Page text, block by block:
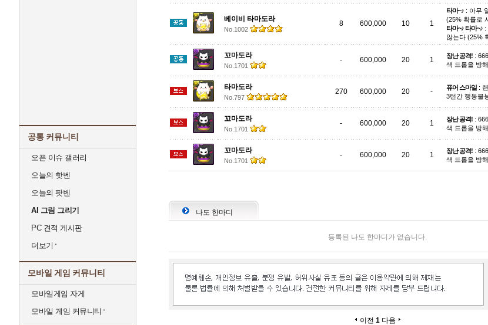
공통 커뮤니티
오픈 이슈 갤러리
오늘의 핫벤
오늘의 팟벤
AI 그림 그리기
PC 견적 게시판
더보기
모바일 게임 커뮤니티
모바일게임 자게
모바일 게임 커뮤니티
베이비 타마도라
No.1002
8 600,000 10 1
타마~♪ : 아무
(25% 확률로
타마~♪ 타마~♪ :
않는다 (25%
꼬마도라
No.1701
- 600,000 20 1 장난 공격! :
색 드롭을 방
타마도라
No.797
270 600,000 20 - 퓨어 스마일 :
3턴간 행동불
꼬마도라
No.1701
- 600,000 20 1 장난 공격! :
색 드롭을 방
꼬마도라
No.1701
- 600,000 20 1 장난 공격! :
색 드롭을 방
나도 한마디
등록된 나도 한마디가 없습니다.
이전 1 다음